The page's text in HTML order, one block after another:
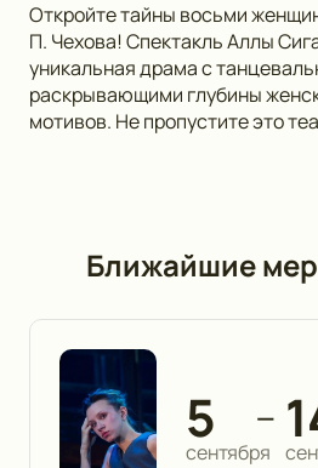
Откройте тайны восьми
П. Чехова! Спектакль Аллы
уникальная драма с
раскрывающими глубины
мотивов. Не пропустите это
Ближайшие
5
сентября
—